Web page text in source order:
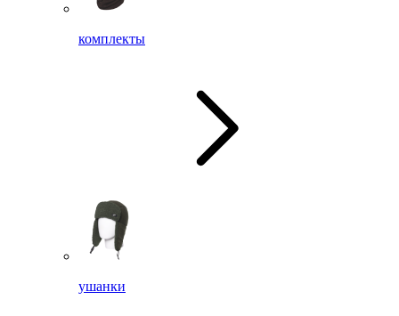
комплекты
ушанки